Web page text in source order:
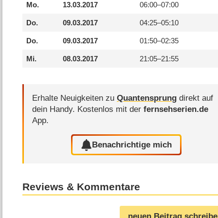
Mo. 13.03.2017 06:00–07:00
Do. 09.03.2017 04:25–05:10
Do. 09.03.2017 01:50–02:35
Mi. 08.03.2017 21:05–21:55
Erhalte Neuigkeiten zuQuantensprung direkt auf
dein Handy. Kostenlos mit derfernsehserien.de
App.
Benachrichtige mich
Reviews & Kommentare